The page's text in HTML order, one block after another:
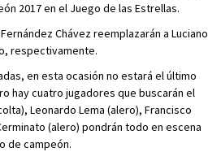
2017 en el Juego de las Estrellas.
Chávez reemplazarán a Luciano
respectivamente.
en esta ocasión no estará el último
hay cuatro jugadores que buscarán el
Leonardo Lema (alero), Francisco
(alero) pondrán todo en escena
de campeón.